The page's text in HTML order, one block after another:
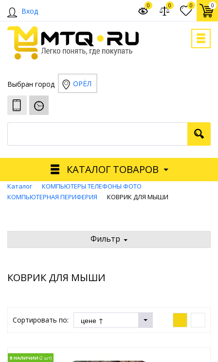
Вход
0 0
0 0
Выбран город ОРЁЛ
КАТАЛОГ ТОВАРОВ
Каталог
КОМПЬЮТЕРЫ ТЕЛЕФОНЫ ФОТО
КОМПЬЮТЕРНАЯ ПЕРИФЕРИЯ
КОВРИК ДЛЯ МЫШИ
Фильтр
КОВРИК ДЛЯ МЫШИ
Сортировать по:
В НАЛИЧИИ